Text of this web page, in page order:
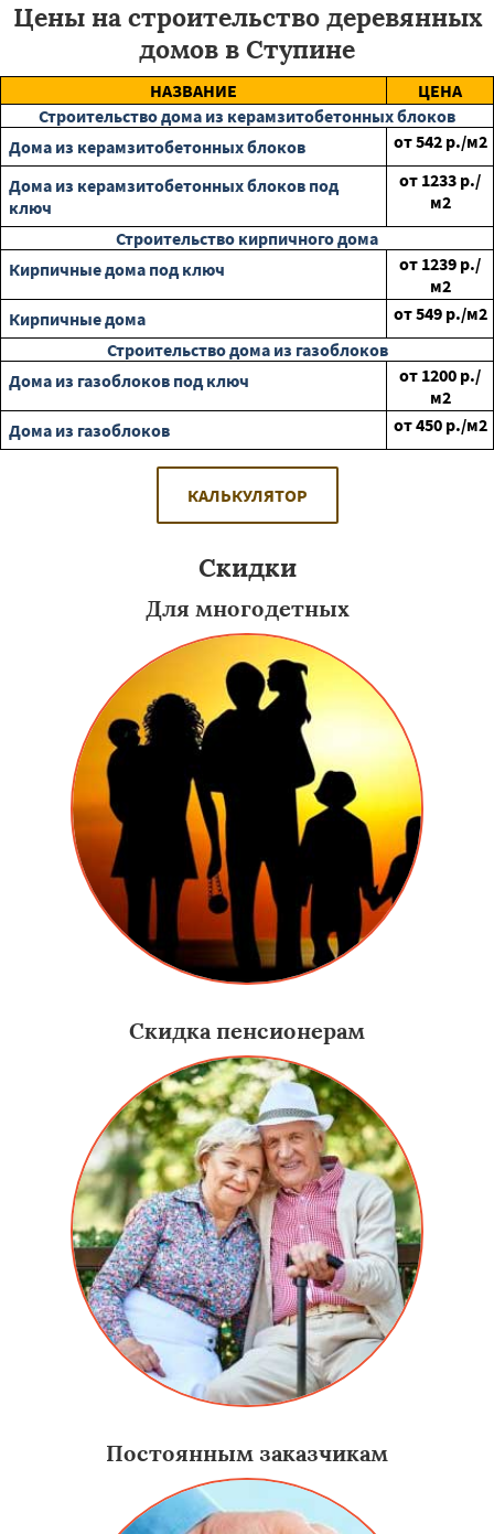
Цены на строительство деревянных
домов в Ступине
НАЗВАНИЕ
ЦЕНА
Строительство дома из керамзитобетонных блоков
Дома из керамзитобетонных блоков
от542 р./м2
Дома из керамзитобетонных блоков под
ключ
от 1233 р./
м2
Строительство кирпичного дома
Кирпичные дома под ключ
от 1239 р./
м2
Кирпичные дома
от549 р./м2
Строительство дома из газоблоков
Дома из газоблоков под ключ
от 1200 р./
м2
Дома из газоблоков
от450 р./м2
КАЛЬКУЛЯТОР
Скидки
Для многодетных
Скидка пенсионерам
Постоянным заказчикам